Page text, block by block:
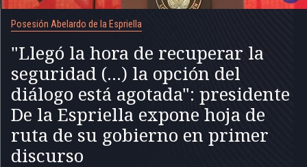
Posesión Abelardo de la Espriella
"Llegó la hora de recuperar la
seguridad (...) la opción del
diálogo está agotada": presidente
De la Espriella expone hoja de
ruta de su gobierno en primer
discurso